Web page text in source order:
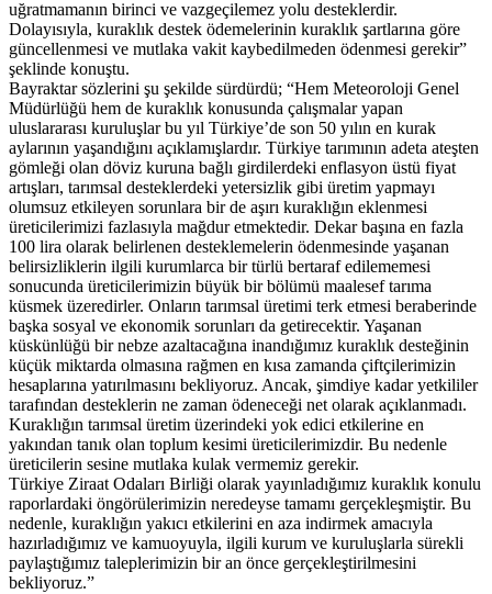
uğratmamanın birinci ve vazgeçilemez yolu desteklerdir.
Dolayısıyla, kuraklık destek ödemelerinin kuraklık şartlarına göre
güncellenmesi ve mutlaka vakit kaybedilmeden ödenmesi gerekir”
şeklinde konuştu.
Bayraktar sözlerini şu şekilde sürdürdü; “Hem Meteoroloji Genel
Müdürlüğü hem de kuraklık konusunda çalışmalar yapan
uluslararası kuruluşlar bu yıl Türkiye’de son 50 yılın en kurak
aylarının yaşandığını açıklamışlardır. Türkiye tarımının adeta ateşten
gömleği olan döviz kuruna bağlı girdilerdeki enflasyon üstü fiyat
artışları, tarımsal desteklerdeki yetersizlik gibi üretim yapmayı
olumsuz etkileyen sorunlara bir de aşırı kuraklığın eklenmesi
üreticilerimizi fazlasıyla mağdur etmektedir. Dekar başına en fazla
100 lira olarak belirlenen desteklemelerin ödenmesinde yaşanan
belirsizliklerin ilgili kurumlarca bir türlü bertaraf edilememesi
sonucunda üreticilerimizin büyük bir bölümü maalesef tarıma
küsmek üzeredirler. Onların tarımsal üretimi terk etmesi beraberinde
başka sosyal ve ekonomik sorunları da getirecektir. Yaşanan
küskünlüğü bir nebze azaltacağına inandığımız kuraklık desteğinin
küçük miktarda olmasına rağmen en kısa zamanda çiftçilerimizin
hesaplarına yatırılmasını bekliyoruz. Ancak, şimdiye kadar yetkililer
tarafından desteklerin ne zaman ödeneceği net olarak açıklanmadı.
Kuraklığın tarımsal üretim üzerindeki yok edici etkilerine en
yakından tanık olan toplum kesimi üreticilerimizdir. Bu nedenle
üreticilerin sesine mutlaka kulak vermemiz gerekir.
Türkiye Ziraat Odaları Birliği olarak yayınladığımız kuraklık konulu
raporlardaki öngörülerimizin neredeyse tamamı gerçekleşmiştir. Bu
nedenle, kuraklığın yakıcı etkilerini en aza indirmek amacıyla
hazırladığımız ve kamuoyuyla, ilgili kurum ve kuruluşlarla sürekli
paylaştığımız taleplerimizin bir an önce gerçekleştirilmesini
bekliyoruz.”